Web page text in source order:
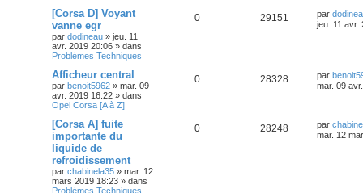
[Corsa D] Voyant
vanne egr
par dodineau » jeu. 11
avr. 2019 20:06 » dans
Problèmes Techniques
0 29151 par
jeu. 11 avr.
Afficheur central
par benoit5962 » mar. 09
avr. 2019 16:22 » dans
Opel Corsa [A à Z]
0 28328 par
mar. 09
[Corsa A] fuite
importante du
liquide de
refroidissement
par chabinela35 » mar. 12
mars 2019 18:23 » dans
Problèmes Techniques
0 28248 par
mar. 12